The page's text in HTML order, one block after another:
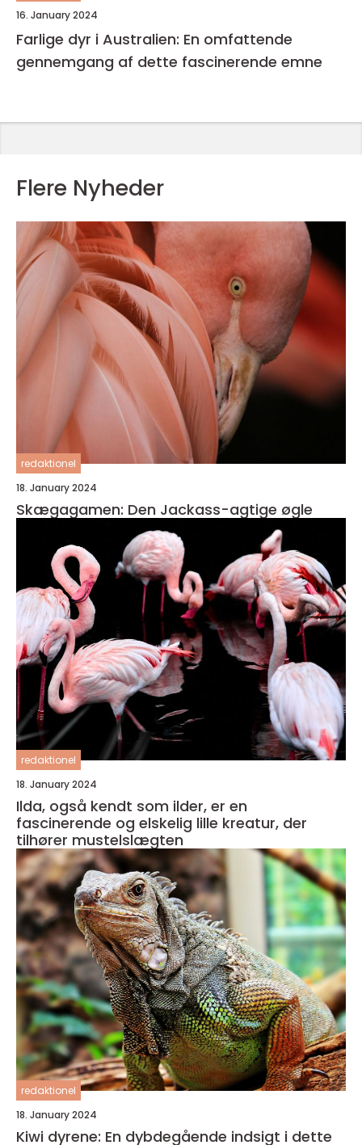
16. January 2024
Farlige dyr i Australien: En omfattende
gennemgang af dette fascinerende emne
Flere Nyheder
redaktionel
18. January 2024
Skægagamen: Den Jackass-agtige øgle
redaktionel
18. January 2024
Ilda, også kendt som ilder, er en
fascinerende og elskelig lille kreatur, der
tilhører mustelslægten
redaktionel
18. January 2024
Kiwi dyrene: En dybdegående indsigt i dette